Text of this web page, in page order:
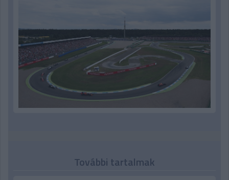
További tartalmak